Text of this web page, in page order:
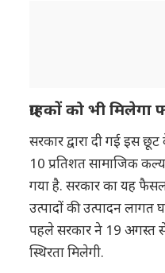
ग्राहकों को भी मिलेगा
सरकार द्वारा दी गई इस
10 प्रतिशत सामाजिक
गया है. सरकार का यह
उत्पादों की उत्पादन
पहले सरकार ने 19 अगस्त
स्थिरता मिलेगी.